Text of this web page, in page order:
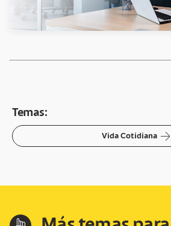
Temas:
Vida Cotidiana arrow-right